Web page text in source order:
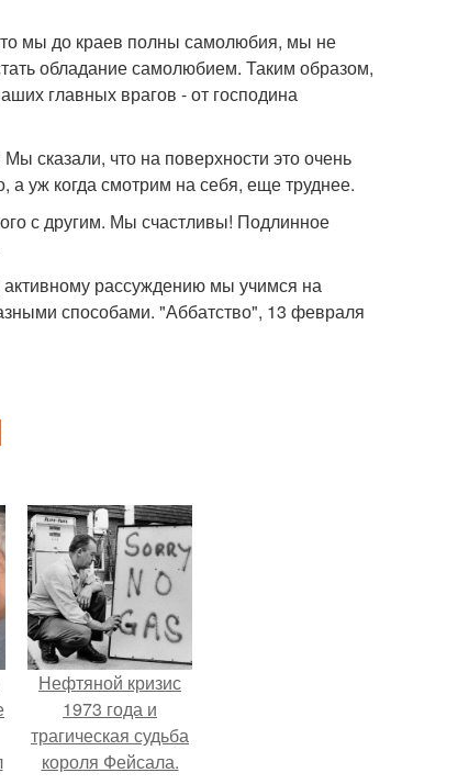
мы до краев полны самолюбия, мы не
обладание самолюбием. Таким образом,
главных врагов - от господина
сказали, что на поверхности это очень
а уж когда смотрим на себя, еще труднее.
с другим. Мы счастливы! Подлинное
рассуждению мы учимся на
способами. "Аббатство", 13 февраля
Нефтяной кризис
1973 года и
трагическая судьба
короля Фейсала.